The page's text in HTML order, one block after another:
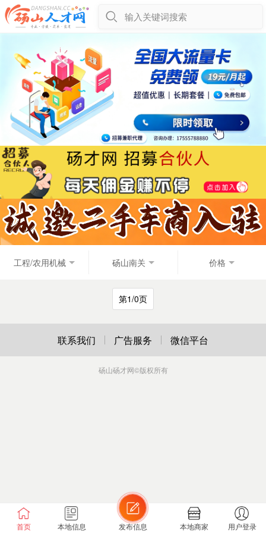
输入关键词搜索
工程/农用机械 砀山南关 价格
第1/0页
首页 本地信息 发布信息 本地商家 用户登录
联系我们 广告服务 微信平台
砀山砀才网©版权所有